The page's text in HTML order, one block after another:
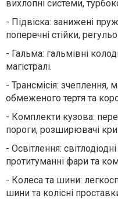
вихлопні системи,
- Підвіска: занижені
поперечні стійки,
- Гальма: гальмівні
магістралі.
- Трансмісія: зчеплення,
обмеженого тертя та
- Комплекти кузова:
пороги, розширювачі
- Освітлення:
протитуманні фари та
- Колеса та шини:
шини та колісні